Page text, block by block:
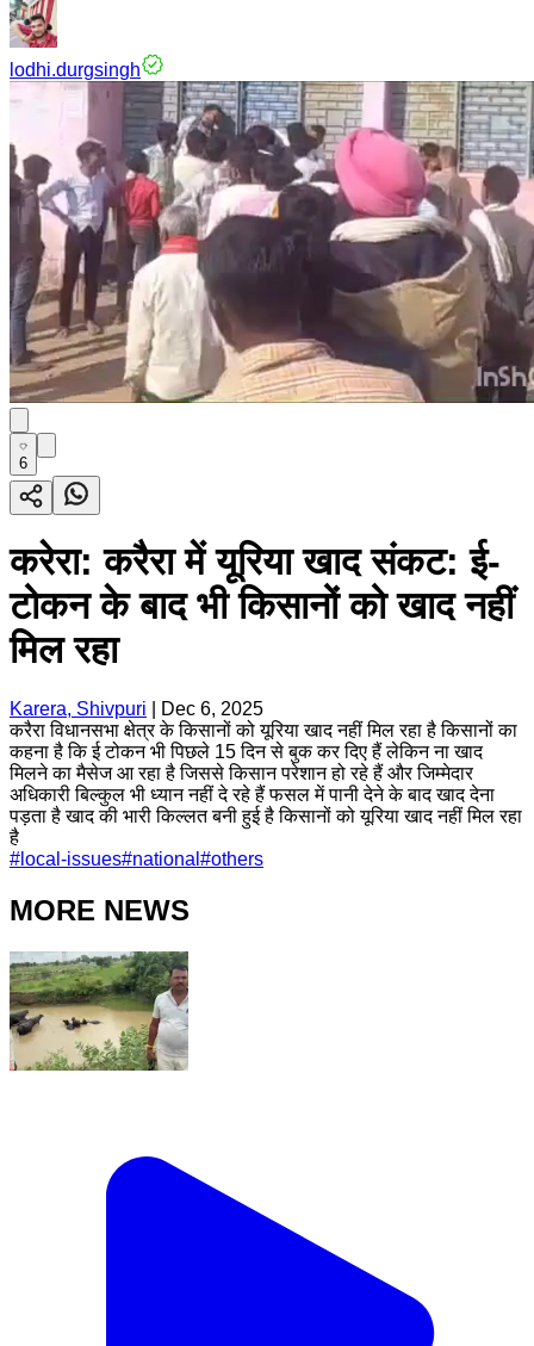
lodhi.durgsingh
6
करेरा: करैरा में यूरिया खाद संकट: ई-
टोकन के बाद भी किसानों को खाद नहीं
मिल रहा
Karera, Shivpuri
Dec 6, 2025
करैरा विधानसभा क्षेत्र के किसानों को यूरिया खाद नहीं मिल रहा है किसानों का
कहना है कि ई टोकन भी पिछले 15 दिन से बुक कर दिए हैं लेकिन ना खाद
मिलने का मैसेज आ रहा है जिससे किसान परेशान हो रहे हैं और जिम्मेदार
अधिकारी बिल्कुल भी ध्यान नहीं दे रहे हैं फसल में पानी देने के बाद खाद देना
पड़ता है खाद की भारी किल्लत बनी हुई है किसानों को यूरिया खाद नहीं मिल रहा
है
# local-issues#national #others
MORE NEWS